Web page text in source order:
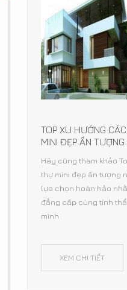
TOP XU HƯỚNG
MINI ĐẸP ẤN
Hãy cùng tham khảo
thự mini đẹp ấn tượng
lựa chọn hoàn hảo
đẳng cấp cùng tính
mình
XEM CHI TIẾT